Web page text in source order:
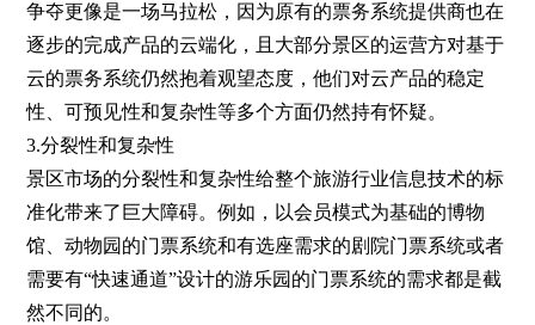
争夺更像是一场马拉松，因为原有的票务系统提供商也在
逐步的完成产品的云端化，且大部分景区的运营方对基于
云的票务系统仍然抱着观望态度，他们对云产品的稳定
性、可预见性和复杂性等多个方面仍然持有怀疑。
3.分裂性和复杂性
景区市场的分裂性和复杂性给整个旅游行业信息技术的标
准化带来了巨大障碍。例如，以会员模式为基础的博物
馆、动物园的门票系统和有选座需求的剧院门票系统或者
需要有“快速通道”设计的游乐园的门票系统的需求都是截
然不同的。